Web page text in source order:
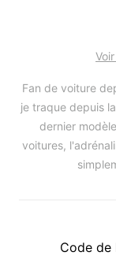
Fan de voiture
je traque depuis
dernier
voitures,
Code de